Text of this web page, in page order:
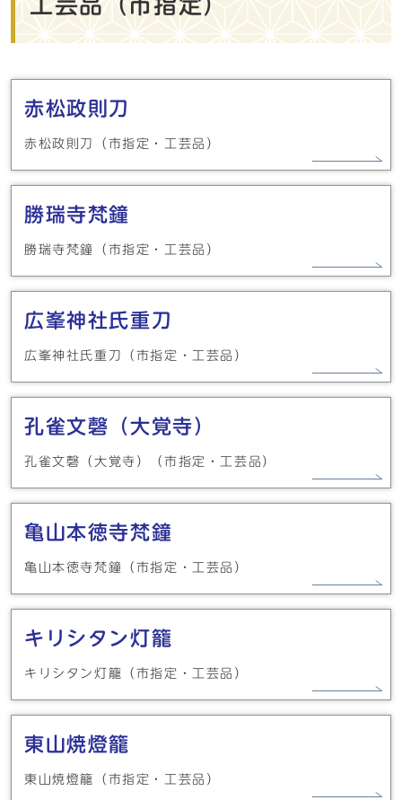
メインメニュー
赤松政則刀
赤松政則刀（市指定・工芸品）
勝瑞寺梵鐘
勝瑞寺梵鐘（市指定・工芸品）
広峯神社氏重刀
広峯神社氏重刀（市指定・工芸品）
孔雀文磬（大覚寺）
孔雀文磬（大覚寺）（市指定・工芸品）
亀山本徳寺梵鐘
亀山本徳寺梵鐘（市指定・工芸品）
キリシタン灯籠
キリシタン灯籠（市指定・工芸品）
東山焼燈籠
東山焼燈籠（市指定・工芸品）